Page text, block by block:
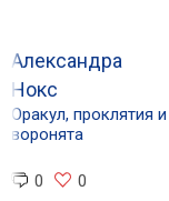
Александра
Нокс
Оракул, проклятия и
воронята
0 0